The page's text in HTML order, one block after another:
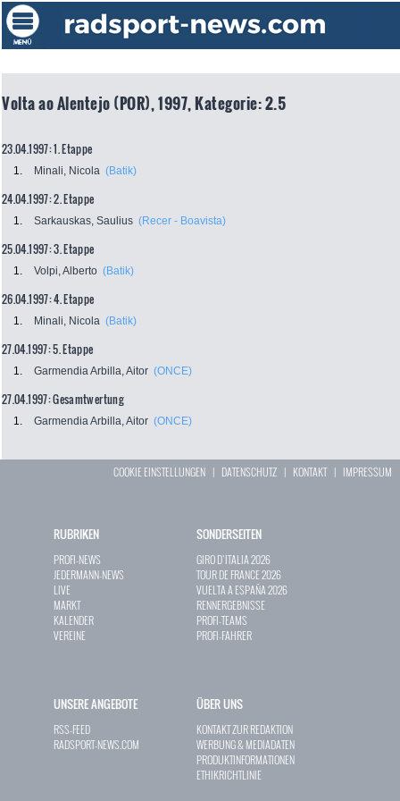
Volta ao Alentejo (POR), 1997, Kategorie: 2.5
23.04.1997: 1. Etappe
1. Minali, Nicola (Batik)
24.04.1997: 2. Etappe
1. Sarkauskas, Saulius (Recer - Boavista)
25.04.1997: 3. Etappe
1. Volpi, Alberto (Batik)
26.04.1997: 4. Etappe
1. Minali, Nicola (Batik)
27.04.1997: 5. Etappe
1. Garmendia Arbilla, Aitor (ONCE)
27.04.1997: Gesamtwertung
1. Garmendia Arbilla, Aitor (ONCE)
COOKIE EINSTELLUNGEN | DATENSCHUTZ | KONTAKT| IMPRESSUM
RUBRIKEN
PROFI-NEWS
JEDERMANN-NEWS
LIVE
MARKT
KALENDER
VEREINE
SONDERSEITEN
GIRO D`ITALIA 2026
TOUR DE FRANCE 2026
VUELTA A ESPAÑA 2026
RENNERGEBNISSE
PROFI-TEAMS
PROFI-FAHRER
UNSERE ANGEBOTE
RSS-FEED
RADSPORT-NEWS.COM
ÜBER UNS
KONTAKT ZUR REDAKTION
WERBUNG & MEDIADATEN
PRODUKTINFORMATIONEN
ETHIKRICHTLINIE